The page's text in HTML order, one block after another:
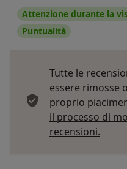
Attenzione durante la
Puntualità
Tutte le
essere rimosse
proprio
il processo di
recensioni.